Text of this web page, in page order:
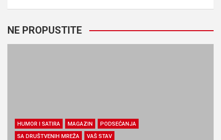
NE PROPUSTITE
HUMOR I SATIRA MAGAZIN
PODSEĆANJA
SA DRUŠTVENIH MREŽA
VAŠ STAV